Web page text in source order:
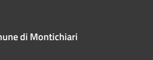
di Montichiari